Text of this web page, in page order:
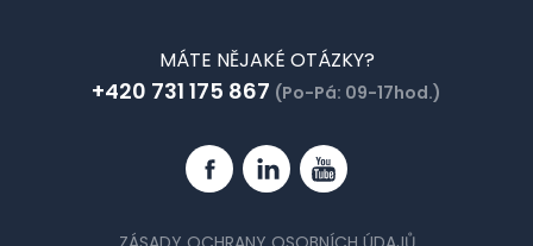
MÁTE NĚJAKÉ OTÁZKY?
+420 731 175 867 (Po-Pá: 09-17hod.)
FacebookLinkedinYouTube